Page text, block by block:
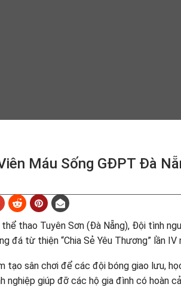
Máu Sống GĐPT Đà
thao Tuyên Sơn (Đà Nẵng), Đội tình
đá từ thiện “Chia Sẻ Yêu Thương” lần
tạo sân chơi để các đội bóng giao lưu,
nghiệp giúp đỡ các hộ gia đình có hoàn